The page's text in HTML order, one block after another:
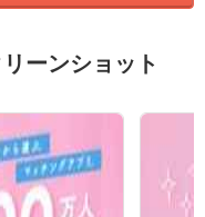
ーンショット